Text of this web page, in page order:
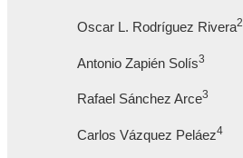
Oscar L. Rodríguez Rivera2
Antonio Zapién Solís3
Rafael Sánchez Arce3
Carlos Vázquez Peláez4